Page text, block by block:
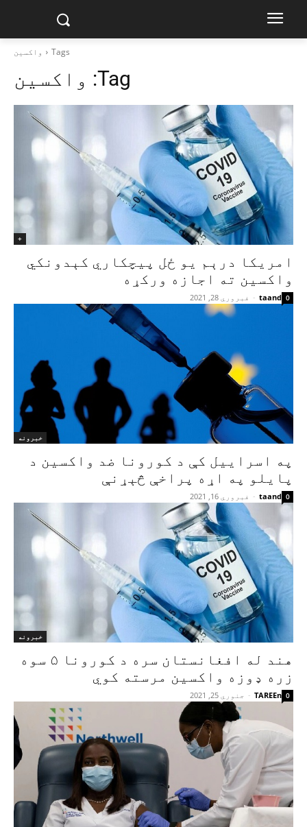
Tags واکسین
Tag: واکسین
+
امریکا درېم یو ځل پیچکاري کېدونکي
واکسین ته اجازه ورکړه
taand
- فبروري 28, 2021 0
خبرونه
په اسراییل کې د کورونا ضد واکسین د
پایلو په اړه پراخې څېړنې
taand
- فبروري 16, 2021 0
خبرونه
هند له افغانستان سره د کورونا ۵ سوه
زره ډوزه واکسین مرسته کوي
TAREEn
- جنوري 25, 2021 0